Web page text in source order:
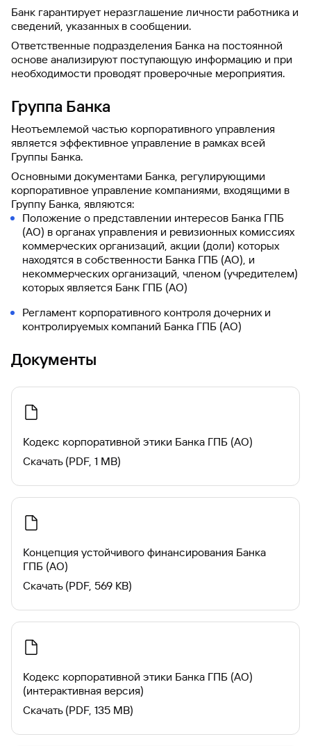
Банк гарантирует неразглашение личности работника и
сведений, указанных в сообщении.
Ответственные подразделения Банка на постоянной
основе анализируют поступающую информацию и при
необходимости проводят проверочные мероприятия.
Группа Банка
Неотъемлемой частью корпоративного управления
является эффективное управление в рамках всей
Группы Банка.
Основными документами Банка, регулирующими
корпоративное управление компаниями, входящими в
Группу Банка, являются:
Положение о представлении интересов Банка ГПБ
(АО) в органах управления и ревизионных комиссиях
коммерческих организаций, акции (доли) которых
находятся в собственности Банка ГПБ (АО), и
некоммерческих организаций, членом (учредителем)
которых является Банк ГПБ (АО)
Регламент корпоративного контроля дочерних и
контролируемых компаний Банка ГПБ (АО)
Документы
Кодекс корпоративной этики Банка ГПБ (АО)
Скачать (PDF, 1 MB)
Концепция устойчивого финансирования Банка
ГПБ (АО)
Скачать (PDF, 569 KB)
Кодекс корпоративной этики Банка ГПБ (АО)
(интерактивная версия)
Скачать (PDF, 135 MB)